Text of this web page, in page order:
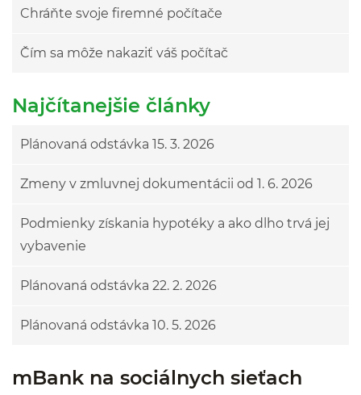
Chráňte svoje firemné počítače
Čím sa môže nakaziť váš počítač
Najčítanejšie články
Plánovaná odstávka 15. 3. 2026
Zmeny v zmluvnej dokumentácii od 1. 6. 2026
Podmienky získania hypotéky a ako dlho trvá jej
vybavenie
Plánovaná odstávka 22. 2. 2026
Plánovaná odstávka 10. 5. 2026
mBank na sociálnych sieťach